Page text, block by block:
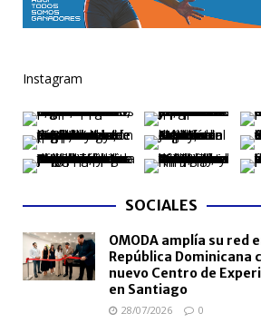
NACIONALES
[ 04/08/2026 ]
NACIONALES
[ 04/08/2026 ]
semestre de 2026
[ 04/08/2026 ]
Instagram
SOCIALES
OMODA amplía su red
República Dominicana
nuevo Centro de
en Santiago
28/07/2026 0